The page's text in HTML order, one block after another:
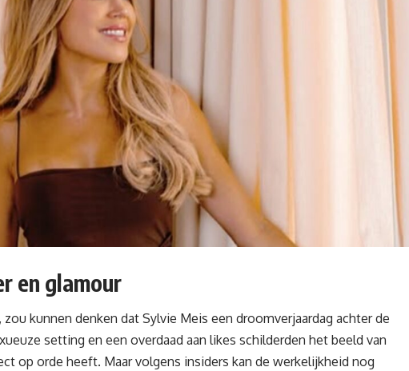
en glamour
kunnen denken dat Sylvie Meis een droomverjaardag achter de
setting en een overdaad aan likes schilderden het beeld van
op orde heeft. Maar volgens insiders kan de werkelijkheid nog